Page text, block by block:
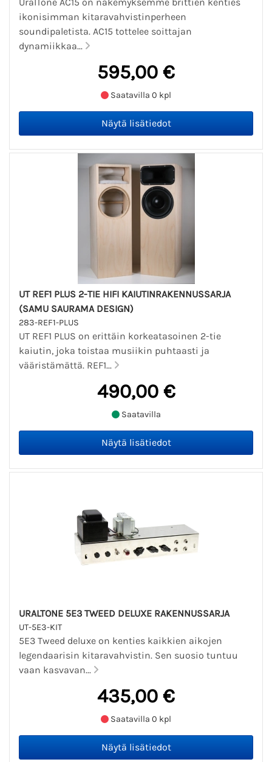
UralTone AC15 on näkemyksemme brittien kenties
ikonisimman kitaravahvistinperheen
soundipaletista. AC15 tottelee soittajan
dynamiikkaa...
595,00 €
Saatavilla 0 kpl
UT REF1 PLUS 2-TIE HIFI KAIUTINRAKENNUSSARJA
(SAMU SAURAMA DESIGN)
283-REF1-PLUS
UT REF1 PLUS on erittäin korkeatasoinen 2-tie
kaiutin, joka toistaa musiikin puhtaasti ja
vääristämättä. REF1...
490,00 €
Saatavilla
URALTONE 5E3 TWEED DELUXE RAKENNUSSARJA
UT-5E3-KIT
5E3 Tweed deluxe on kenties kaikkien aikojen
legendaarisin kitaravahvistin. Sen suosio tuntuu
vaan kasvavan...
435,00 €
Saatavilla 0 kpl